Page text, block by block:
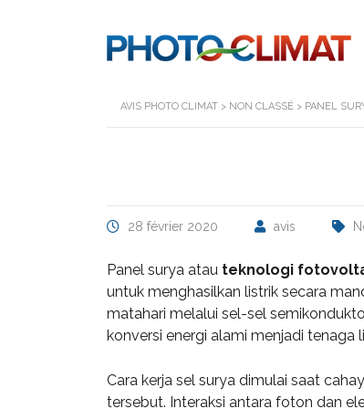
AVIS PHOTO CLIMAT > NON CLASSÉ > PANEL
28 février 2020 avis
Panel surya atau teknologi
untuk menghasilkan listrik secara
matahari melalui sel-sel
konversi energi alami menjadi
Cara kerja sel surya dimulai saat
tersebut. Interaksi antara foton dan